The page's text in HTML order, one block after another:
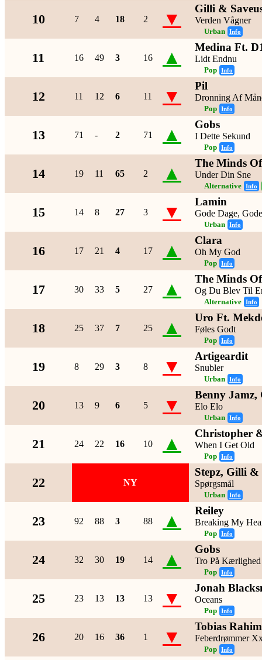
10 7 4 18 2 ▼ Gilli &
Verden Vågner
Urban Info
11 16 49 3 16 ▲ Medina Ft.
Lidt Endnu
Pop Info
12 11 12 6 11 ▼ Pil
Dronning Af
Pop Info
13 71 - 2 71 ▲ Gobs
I Dette Sekund
Pop Info
14 19 11 65 2 ▲ The Minds
Under Din Sne
Alternative Info
15 14 8 27 3 ▼ Lamin
Gode Dage,
Urban Info
16 17 21 4 17 ▲ Clara
Oh My God
Pop Info
17 30 33 5 27 ▲ The Minds
Og Du Blev Til
Alternative Info
18 25 37 7 25 ▲ Uro Ft.
Føles Godt
Pop Info
19 8 29 3 8 ▼ Artigeardit
Snubler
Urban Info
20 13 9 6 5 ▼ Benny
Elo Elo
Urban Info
21 24 22 16 10 ▲ Christopher
When I Get Old
Pop Info
22 NY
Stepz, Gilli
Spørgsmål
Urban Info
23 92 88 3 88 ▲ Reiley
Breaking My
Pop Info
24 32 30 19 14 ▲ Gobs
Tro På Kærlighed
Pop Info
25 23 13 13 13 ▼ Jonah
Oceans
Pop Info
26 20 16 36 1 ▼ Tobias Rahim
Feberdrømmer
Pop Info